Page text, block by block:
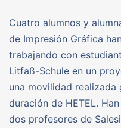
Cuatro alumnos y
de Impresión Gráfica
trabajando con
Litfaß-Schule en un
una movilidad
duración de HETEL.
dos profesores de